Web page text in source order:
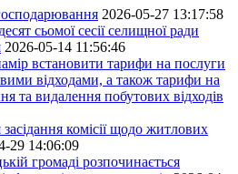
2026-05-27 13:17:58
сьомої сесії селищної ради
2026-05-14 11:56:46
встановити тарифи на послуги
відходами, а також тарифи на
та видалення побутових відходів
засідання комісії щодо житлових
29 14:06:09
громаді розпочинається